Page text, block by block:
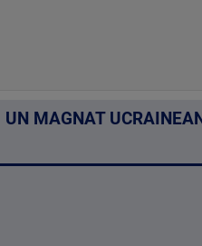
MAGNAT